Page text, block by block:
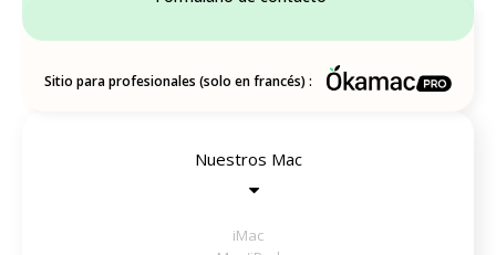
Sitio para profesionales (solo en francés) :
Nuestros Mac
iMac